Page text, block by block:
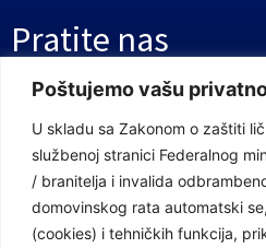
Poštujemo vašu
U skladu sa Zakonom o zaštiti
službenoj stranici Federalnog
/ branitelja i invalida
domovinskog rata automatski
(cookies) i tehničkih funkcija,
Pratite nas
Youtube Kanal
Linkovi